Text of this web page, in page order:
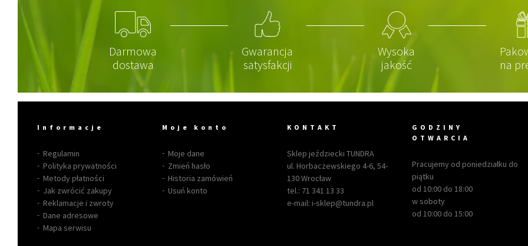
Darmowa
dostawa
Gwarancja
satysfakcji
Wysoka
jakość
na
Informacje
Regulamin
Polityka prywatności
Metody płatności
Jak zwrócić zakupy
Reklamacje i zwroty
Dane adresowe
Mapa serwisu
Moje konto
Moje dane
Zmień hasło
Historia zamówień
Usuń konto
KONTAKT
Sklep jeździecki TUNDRA
ul. Horbaczewskiego 4-6, 54-
130 Wrocław
tel.: 71 341 13 33
e-mail: i-sklep@tundra.pl
GODZINY
OTWARCIA
Pracujemy od poniedziałku do
piątku
od 10:00 do 18:00
w soboty
od 10:00 do 15:00